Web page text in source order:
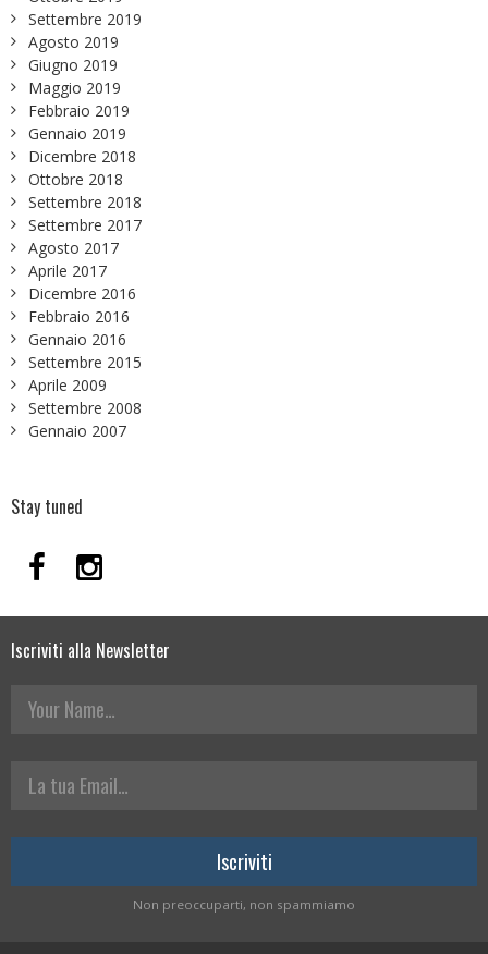
Settembre 2019
Agosto 2019
Giugno 2019
Maggio 2019
Febbraio 2019
Gennaio 2019
Dicembre 2018
Ottobre 2018
Settembre 2018
Settembre 2017
Agosto 2017
Aprile 2017
Dicembre 2016
Febbraio 2016
Gennaio 2016
Settembre 2015
Aprile 2009
Settembre 2008
Gennaio 2007
Stay tuned
Iscriviti alla Newsletter
Your Name
La tua Email
Non preoccuparti, non spammiamo